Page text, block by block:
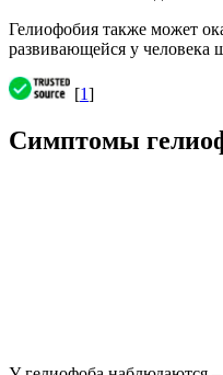
Гелиофобия также может
развивающейся у человека
[1]
Симптомы